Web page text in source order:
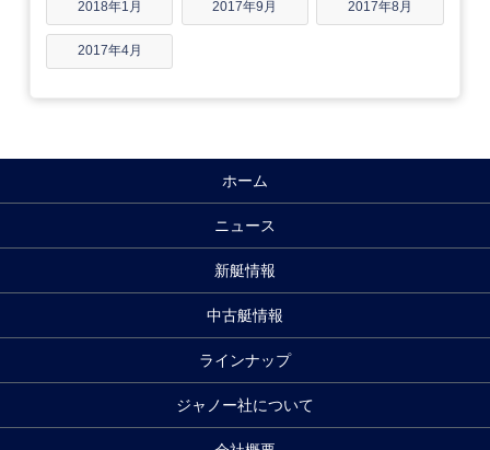
2018年1月 2017年9月 2017年8月
2017年4月
ホーム
ニュース
新艇情報
中古艇情報
ラインナップ
ジャノー社について